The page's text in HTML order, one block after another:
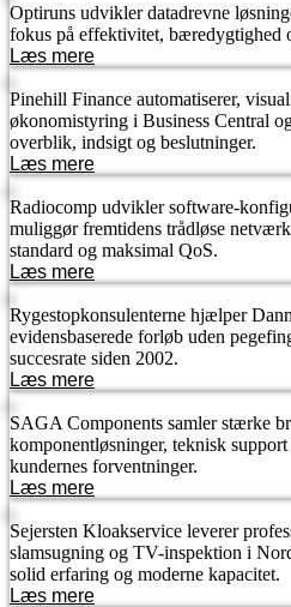
Optiruns udvikler datadrevne
fokus på effektivitet, bæredygtighed
Læs mere
Pinehill Finance automatiserer,
økonomistyring i Business Central
overblik, indsigt og beslutninger.
Læs mere
Radiocomp udvikler software-
muliggør fremtidens trådløse
standard og maksimal QoS.
Læs mere
Rygestopkonsulenterne hjælper
evidensbaserede forløb uden
succesrate siden 2002.
Læs mere
SAGA Components samler stærke
komponentløsninger, teknisk
kundernes forventninger.
Læs mere
Sejersten Kloakservice leverer
slamsugning og TV-inspektion i
solid erfaring og moderne kapacitet.
Læs mere